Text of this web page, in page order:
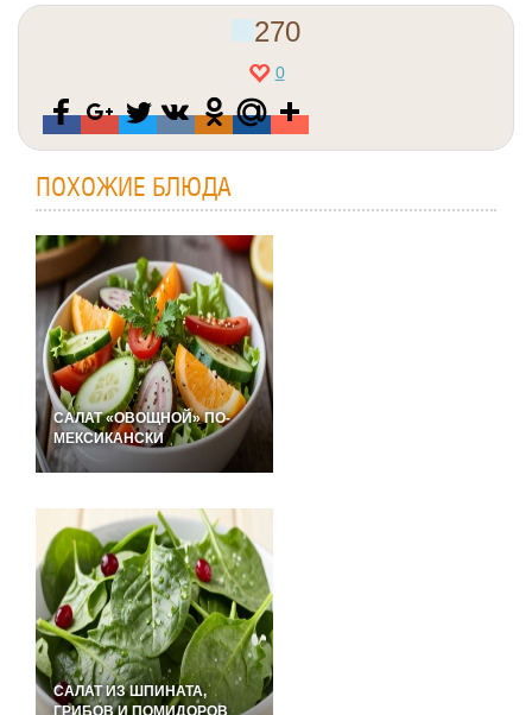
270
0
ПОХОЖИЕ БЛЮДА
САЛАТ «ОВОЩНОЙ» ПО-
МЕКСИКАНСКИ
САЛАТ ИЗ ШПИНАТА,
ГРИБОВ И ПОМИДОРОВ